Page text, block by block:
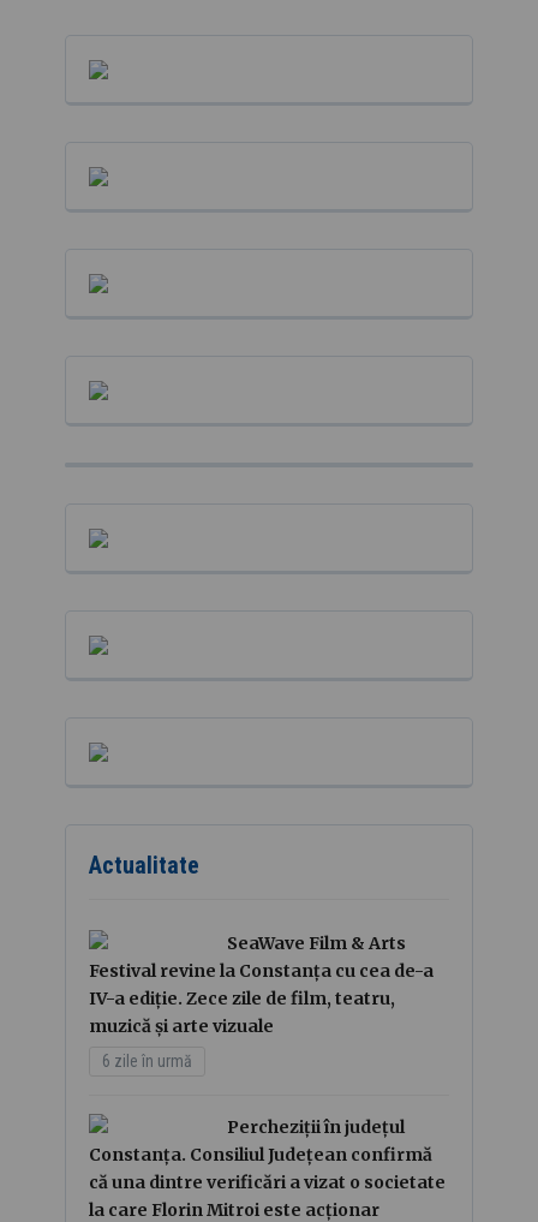
Actualitate
SeaWave Film & Arts
Festival revine la Constanța cu cea de-a
IV-a ediție. Zece zile de film, teatru,
muzică și arte vizuale
6 zile în urmă
Percheziții în județul
Constanța. Consiliul Județean confirmă
că una dintre verificări a vizat o societate
la care Florin Mitroi este acționar